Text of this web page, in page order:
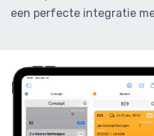
een perfecte integratie